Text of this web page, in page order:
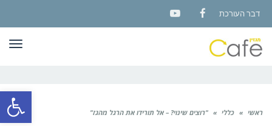
פתח
דבר העורכת
Facebook
YouTube
ראשי » כללי » "רוצים שינוי? – אל תורידו את הרגל מהגז"